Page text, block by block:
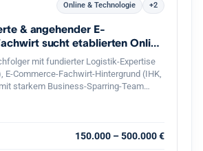
Online & Technologie +2
& angehender E-
sucht etablierten Online
mit fundierter Logistik-Expertise
E-Commerce-Fachwirt-Hintergrund (IHK,
starkem Business-Sparring-Team
profitablen Online-Shop in
150.000 – 500.000 €